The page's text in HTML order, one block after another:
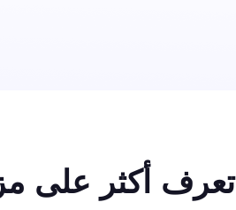
تعرف أكثر على